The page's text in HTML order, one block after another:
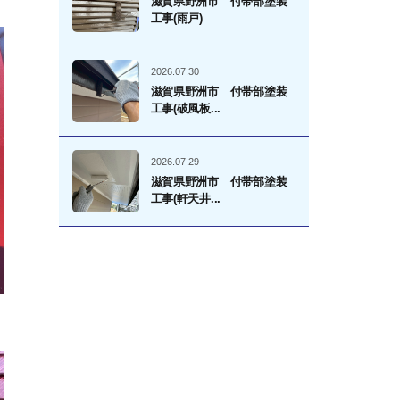
工事(雨戸)
2026.07.30
滋賀県野洲市 付帯部塗装
工事(破風板...
2026.07.29
滋賀県野洲市 付帯部塗装
工事(軒天井...